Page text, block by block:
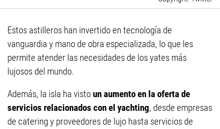
Estos astilleros han invertido en tecnología de
vanguardia y mano de obra especializada, lo que les
permite atender las necesidades de los yates más
lujosos del mundo.
Además, la isla ha vistoun aumento en la oferta de
servicios relacionados con el yachting, desde empresas
de catering y proveedores de lujo hasta servicios de